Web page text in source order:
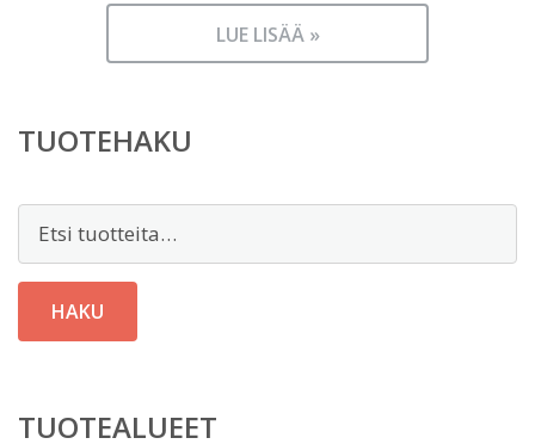
LUE LISÄÄ »
TUOTEHAKU
Etsi:
HAKU
TUOTEALUEET